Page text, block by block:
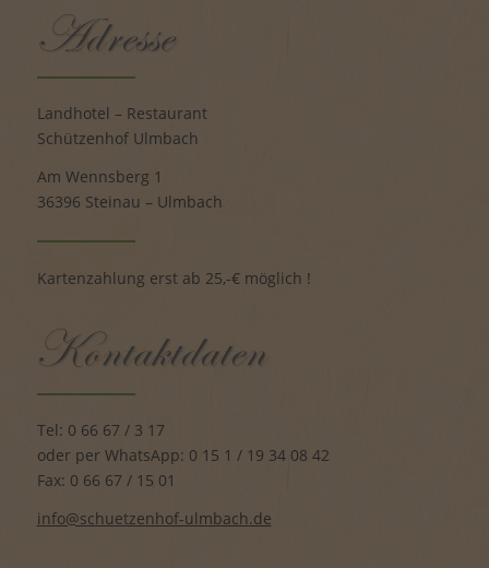
Landhotel – Restaurant
Schützenhof Ulmbach
Am Wennsberg 1
36396 Steinau – Ulmbach
Kartenzahlung erst ab 25,-€ möglich !
Tel: 0 66 67 / 3 17
oder per WhatsApp: 0 15 1 / 19 34 08 42
Fax: 0 66 67 / 15 01
info@schuetzenhof-ulmbach.de